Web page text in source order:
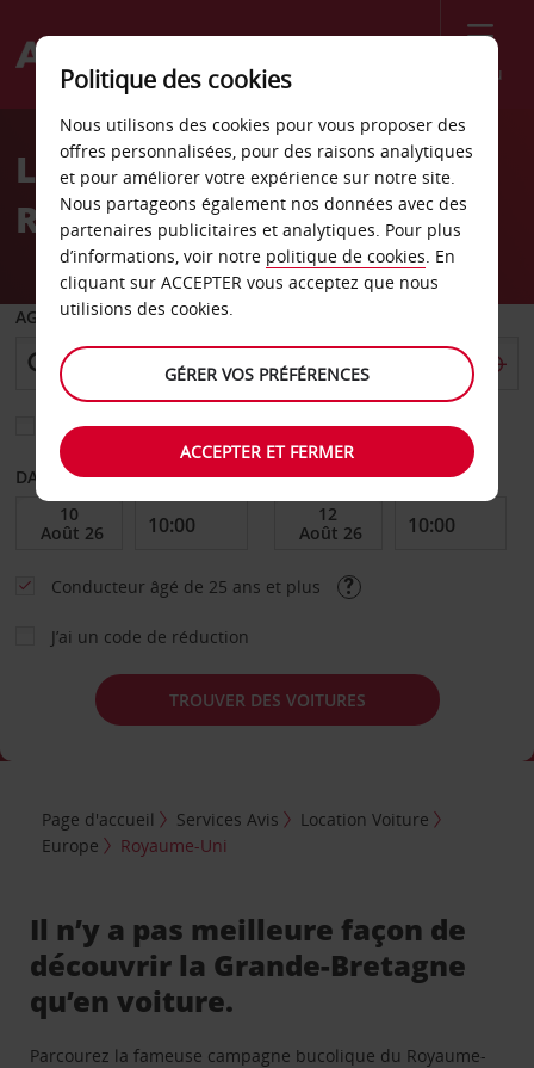
Menu
Welcome
AvisLocation de voiture au
Royaume-Uni
AGENCE DE DÉPART
Sélectionnez une autre agence de retour
DATE DE DÉBUT DATE DE FIN
Conducteur âgé de 25 ans et plus
J’ai un code de réduction
TROUVER DES VOITURES
Page d'accueil Services Avis
Location Voiture
Europe
Royaume-Uni
Il n’y a pas meilleure façon de
découvrir la Grande-Bretagne
qu’en voiture.
Parcourez la fameuse campagne bucolique du Royaume-
Politique des cookies
Nous utilisons des cookies pour vous proposer des
offres personnalisées, pour des raisons analytiques
et pour améliorer votre expérience sur notre site.
Nous partageons également nos données avec des
partenaires publicitaires et analytiques. Pour plus
d’informations, voir notre politique de cookies. En
cliquant sur ACCEPTER vous acceptez que nous
utilisions des cookies.
GÉRER VOS PRÉFÉRENCES
ACCEPTER ET FERMER